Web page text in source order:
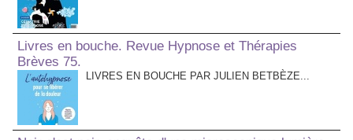
Livres en bouche. Revue Hypnose et Thérapies
Brèves 75.
LIVRES EN BOUCHE PAR JULIEN BETBÈZE...